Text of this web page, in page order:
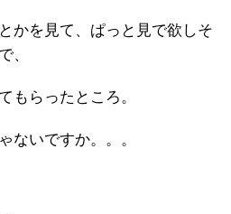
かを見て、ぱっと見で欲しそ
、
もらったところ。
ないですか。。。